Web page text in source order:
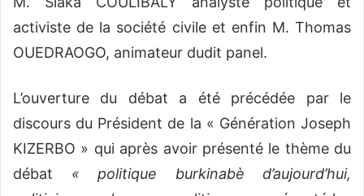
activiste de la société civile et enfin M. Thomas
OUEDRAOGO, animateur dudit panel.
L’ouverture du débat a été précédée par le
discours du Président de la « Génération Joseph
KIZERBO » qui après avoir présenté le thème du
débat « politique burkinabè d’aujourd’hui,